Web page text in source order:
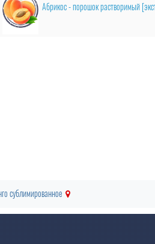
сублимированное